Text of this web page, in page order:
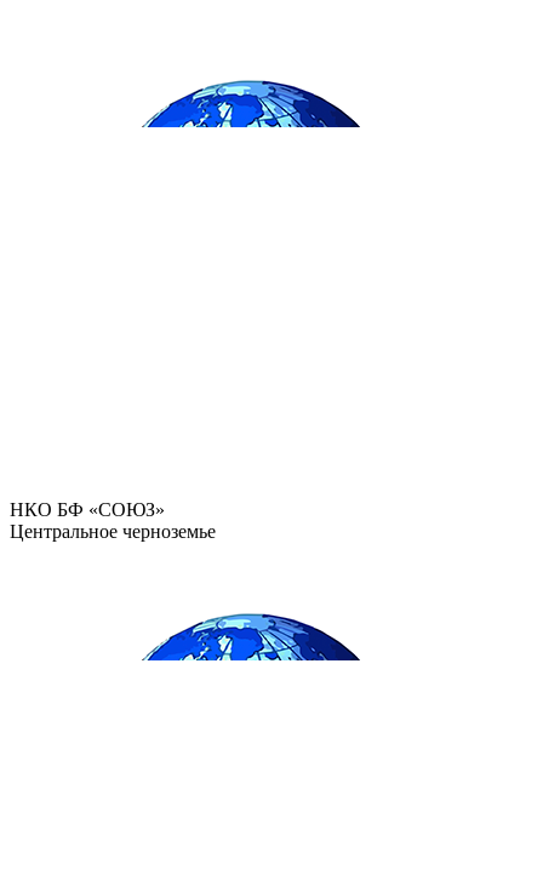
НКО БФ «СОЮЗ»
Центральное черноземье